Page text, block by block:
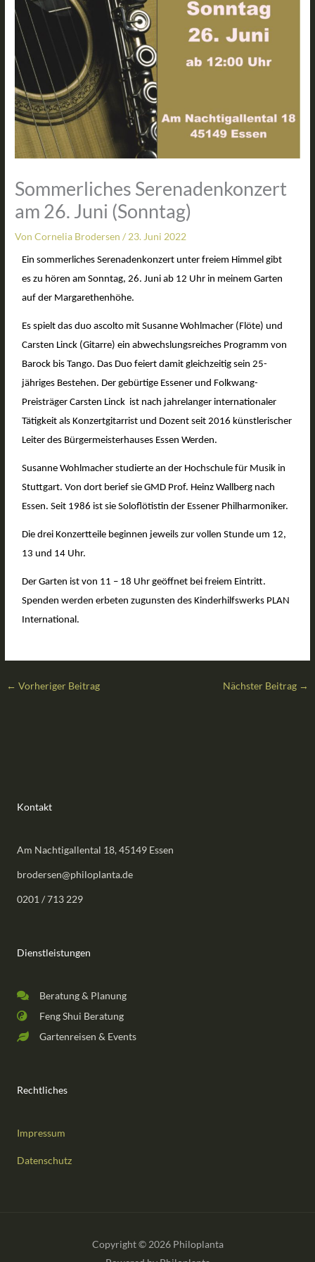
Sommerliches Serenadenkonzert
am 26. Juni (Sonntag)
VonCornelia Brodersen/ 23. Juni 2022
Ein sommerliches Serenadenkonzert unter freiem Himmel gibt
es zu hören am Sonntag, 26. Juni ab 12 Uhr in meinem Garten
auf der Margarethenhöhe.
Es spielt das duo ascolto mit Susanne Wohlmacher (Flöte) und
Carsten Linck (Gitarre) ein abwechslungsreiches Programm von
Barock bis Tango. Das Duo feiert damit gleichzeitig sein 25-
jähriges Bestehen. Der gebürtige Essener und Folkwang-
Preisträger Carsten Linck ist nach jahrelanger internationaler
Tätigkeit als Konzertgitarrist und Dozent seit 2016 künstlerischer
Leiter des Bürgermeisterhauses Essen Werden.
Susanne Wohlmacher studierte an der Hochschule für Musik in
Stuttgart. Von dort berief sie GMD Prof. Heinz Wallberg nach
Essen. Seit 1986 ist sie Soloflötistin der Essener Philharmoniker.
Die drei Konzertteile beginnen jeweils zur vollen Stunde um 12,
13 und 14 Uhr.
Der Garten ist von 11 – 18 Uhr geöffnet bei freiem Eintritt.
Spenden werden erbeten zugunsten des Kinderhilfswerks PLAN
International.
← Vorheriger Beitrag Nächster Beitrag →
Kontakt
Am Nachtigallental 18, 45149 Essen
brodersen@philoplanta.de
0201 / 713 229
Dienstleistungen
Beratung & Planung
Feng Shui Beratung
Gartenreisen & Events
Rechtliches
Impressum
Datenschutz
Copyright © 2026 Philoplanta